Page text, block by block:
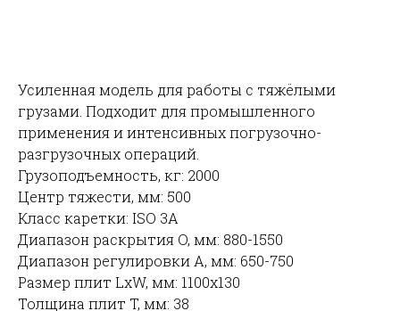
Усиленная модель для работы с тяжёлыми
грузами. Подходит для промышленного
применения и интенсивных погрузочно-
разгрузочных операций.
Грузоподъемность, кг: 2000
Центр тяжести, мм: 500
Класс каретки: ISO 3A
Диапазон раскрытия O, мм: 880-1550
Диапазон регулировки A, мм: 650-750
Размер плит LxW, мм: 1100x130
Толщина плит T, мм: 38